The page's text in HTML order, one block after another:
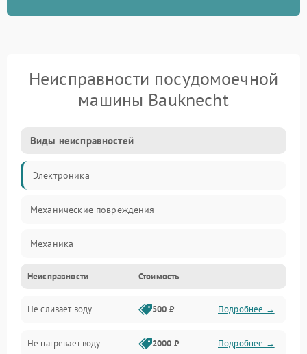
Неисправности посудомоечной
машины Bauknecht
Виды неисправностей
Электроника
Механические повреждения
Механика
Управление
Электропитание
Датчики
Неисправности Стоимость
Не сливает воду 500 ₽ Подробнее →
Не нагревает воду 2000 ₽ Подробнее →